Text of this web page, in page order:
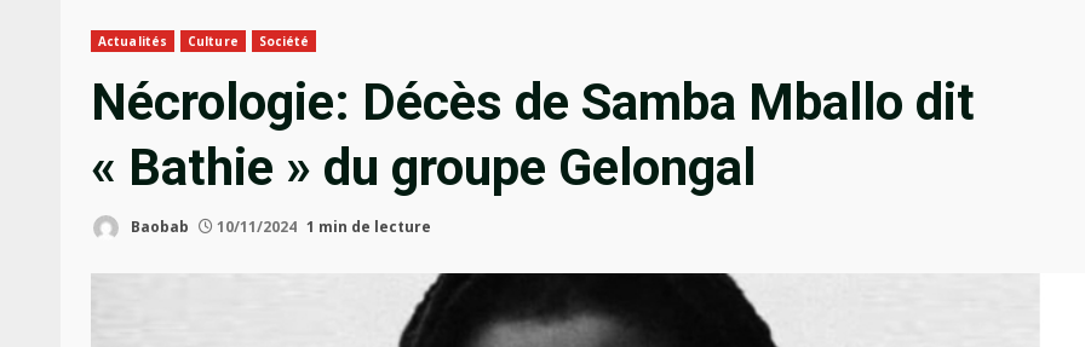
Actualités Culture Société
Nécrologie: Décès de Samba Mballo dit
« Bathie » du groupe Gelongal
Baobab 10/11/2024 1 min de lecture